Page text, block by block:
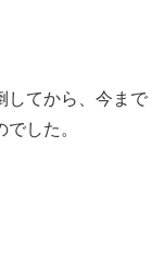
してから、今まで
した。